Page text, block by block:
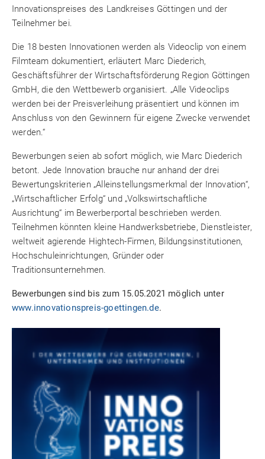
Innovationspreises des Landkreises Göttingen und der
Teilnehmer bei.
Die 18 besten Innovationen werden als Videoclip von einem
Filmteam dokumentiert, erläutert Marc Diederich,
Geschäftsführer der Wirtschaftsförderung Region Göttingen
GmbH, die den Wettbewerb organisiert. „Alle Videoclips
werden bei der Preisverleihung präsentiert und können im
Anschluss von den Gewinnern für eigene Zwecke verwendet
werden.“
Bewerbungen seien ab sofort möglich, wie Marc Diederich
betont. Jede Innovation brauche nur anhand der drei
Bewertungskriterien „Alleinstellungsmerkmal der Innovation“,
„Wirtschaftlicher Erfolg“ und „Volkswirtschaftliche
Ausrichtung“ im Bewerberportal beschrieben werden.
Teilnehmen könnten kleine Handwerksbetriebe, Dienstleister,
weltweit agierende Hightech-Firmen, Bildungsinstitutionen,
Hochschuleinrichtungen, Gründer oder
Traditionsunternehmen.
Bewerbungen sind bis zum 15.05.2021 möglich unter
www.innovationspreis-goettingen.de.